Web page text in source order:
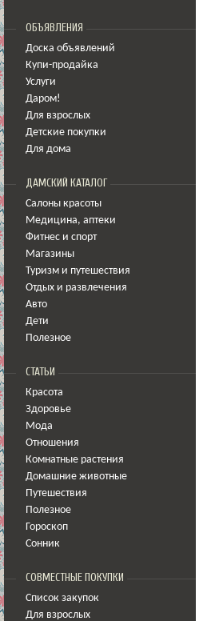
ОБЪЯВЛЕНИЯ
Доска объявлений
Купи-продайка
Услуги
Даром!
Для взрослых
Детские покупки
Для дома
ДАМСКИЙ КАТАЛОГ
Салоны красоты
Медицина, аптеки
Фитнес и спорт
Магазины
Туризм и путешествия
Отдых и развлечения
Авто
Дети
Полезное
СТАТЬИ
Красота
Здоровье
Мода
Отношения
Комнатные растения
Домашние животные
Путешествия
Полезное
Гороскоп
Сонник
СОВМЕСТНЫЕ ПОКУПКИ
Список закупок
Для взрослых